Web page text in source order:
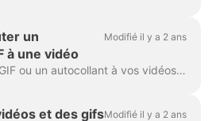
un
à une vidéo
Modifié il y a 2 ans
Pour ajouter un GIF ou un autocollant à vos vidéos, rendez-vous à l'étape Superpositions et autocollants dans le menu de gauche. Vous verrez toutes les a...
et des gifsModifié il y a 2 ans